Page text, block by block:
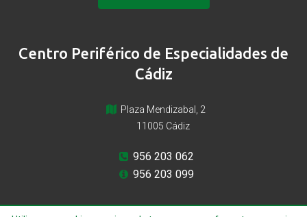
Centro Periférico de Especialidades de
Cádiz
Plaza Mendizabal, 2
11005 Cádiz
956 203 062
956 203 099